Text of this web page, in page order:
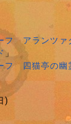
フ アランツァ
」
フ 四猫亭の幽
)